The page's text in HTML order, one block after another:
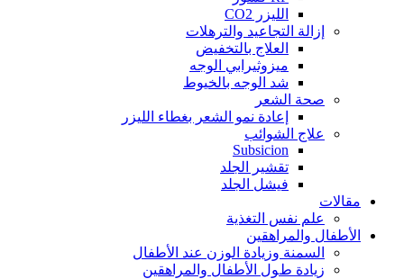
الليزر CO2
إزالة التجاعيد والترهلات
العلاج بالتخفيض
ميزوثيرابي الوجه
شد الوجه بالخيوط
صحة الشعر
إعادة نمو الشعر بغطاء الليزر
علاج الشوائب
Subsicion
تقشير الجلد
فيشل الجلد
مقالات
علم نفس التغذية
الأطفال والمراهقين
السمنة وزيادة الوزن عند الأطفال
زيادة طول الأطفال والمراهقين